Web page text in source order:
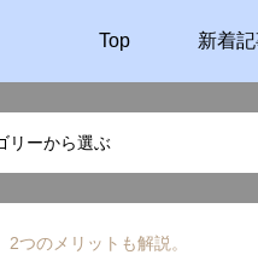
Top 新着
リーから選ぶ
つのメリットも解説。